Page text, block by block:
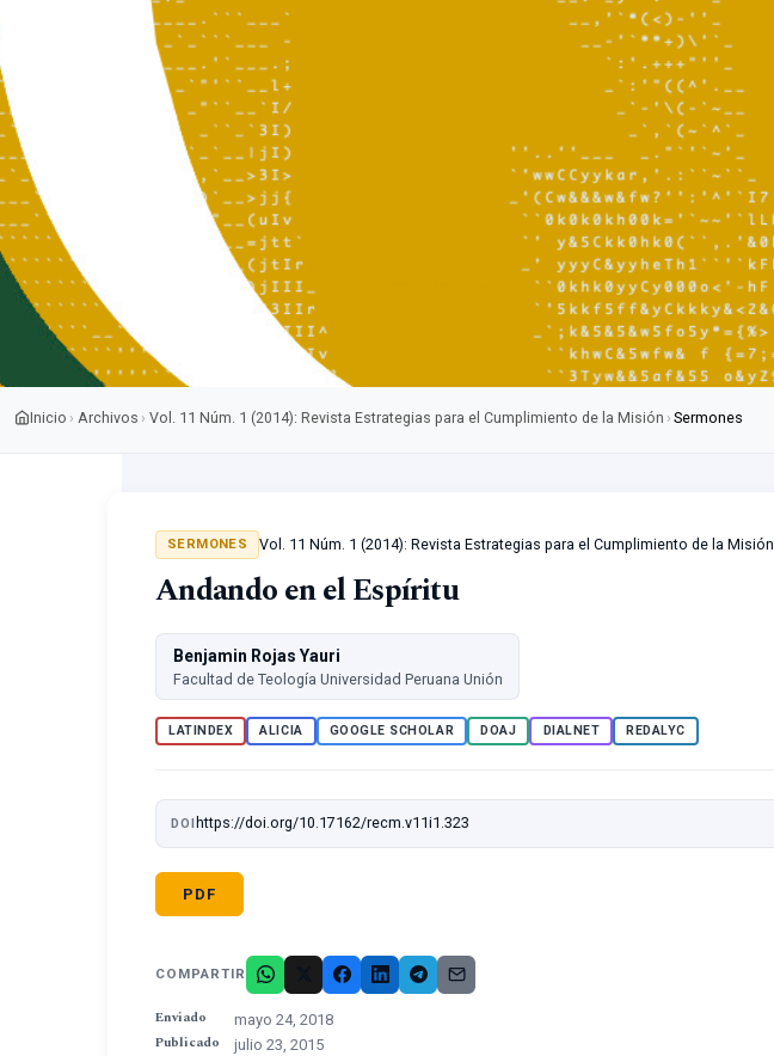
Inicio › Archivos › Vol. 11 Núm. 1 (2014): Revista Estrategias para el Cumplimiento de la Misión › Sermones
SERMONES Vol. 11 Núm. 1 (2014): Revista Estrategias para el Cumplimiento de la Misión
Andando en el Espíritu
Benjamin Rojas Yauri
Facultad de Teología Universidad Peruana Unión
LATINDEX ALICIA GOOGLE SCHOLAR DOAJ DIALNET REDALYC
DOI https://doi.org/10.17162/recm.v11i1.323
PDF
COMPARTIR
Enviado mayo 24, 2018
Publicado julio 23, 2015